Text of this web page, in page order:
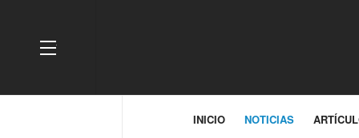
OFF CANVAS
INICIO NOTICIAS